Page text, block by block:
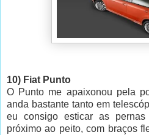
10) Fiat Punto
O Punto me apaixonou pela
anda bastante tanto em
eu consigo esticar as
próximo ao peito, com braços